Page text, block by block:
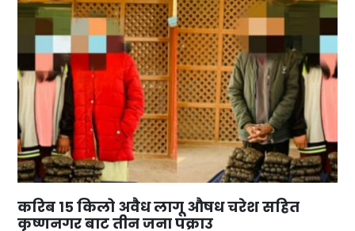
करिब १५ किलो अवैध लागू औषध चरेश सहित
कृष्णनगर बाट तीन जना पक्राउ